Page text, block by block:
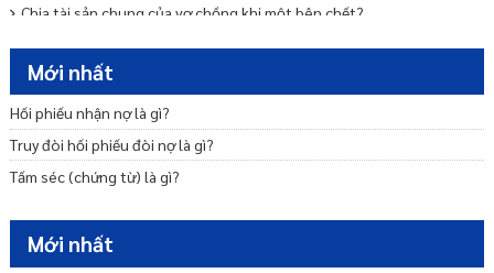
Chia tài sản chung của vợ chồng khi một bên chết?
Trình tự, thủ tục ly hôn thuận tình
Ly hôn đơn phương cần những giấy tờ gì
Nộp đơn ly hôn bao lâu thì được giải quyết?
Mới nhất
Hối phiếu nhận nợ là gì?
Truy đòi hối phiếu đòi nợ là gì?
Tấm séc (chứng từ) là gì?
Mới nhất